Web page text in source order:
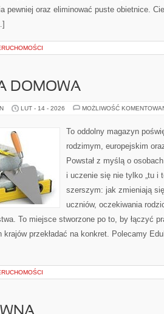
pewniej oraz eliminować puste obietnice.
DOMOWA
LUT - 14 - 2026 MOŻLIWOŚĆ
To oddolny magazyn
rodzimym, europejskim
Powstał z myślą o
i uczenie się nie tylko „tu i
szerszym: jak zmieniają
uczniów, oczekiwania
To miejsce stworzone po to, by łączyć
krajów przekładać na konkret. Polecamy